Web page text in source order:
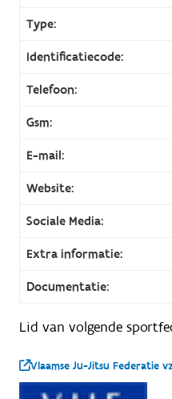
Type:
Identificatiecode:
Telefoon:
Gsm:
E-mail:
Website:
Sociale Media:
Extra informatie:
Documentatie:
Lid van volgende
Vlaamse Ju-Jitsu Federatie